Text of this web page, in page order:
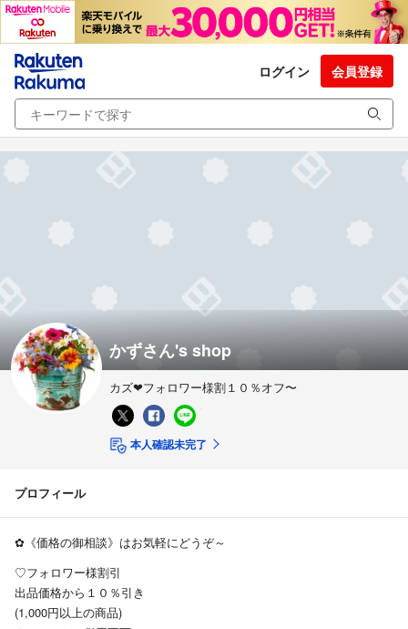
ログイン 会員登録
かずさん's shop
カズ❤フォロワー様割１０％オフ〜
本人確認未完了
プロフィール
✿《価格の御相談》はお気軽にどうぞ～
♡フォロワー様割引
出品価格から１０％引き
(1,000円以上の商品)